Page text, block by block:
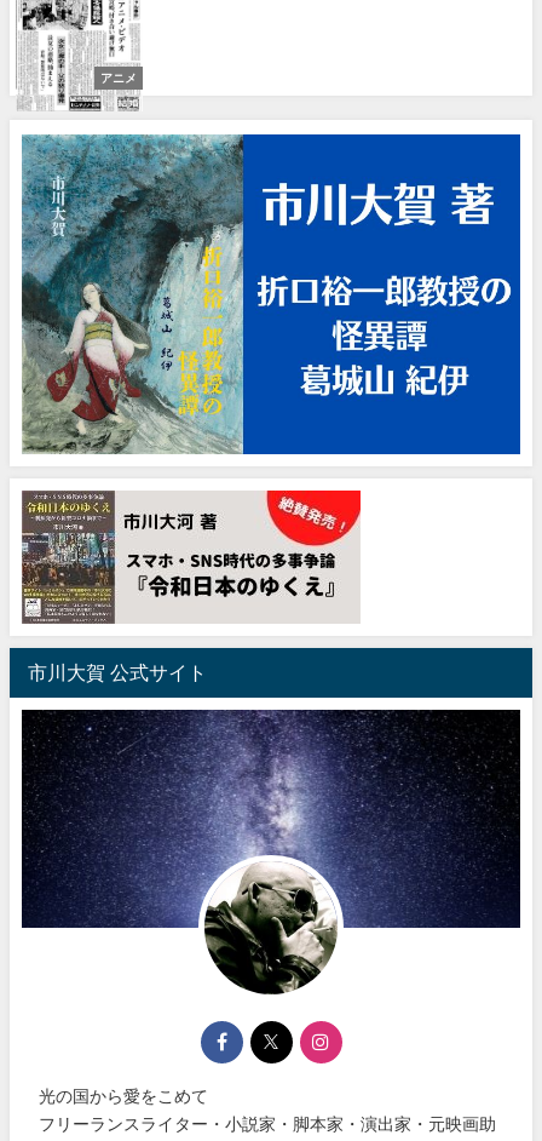
アニメ
市川大賀 公式サイト
光の国から愛をこめて
フリーランスライター・小説家・脚本家・演出家・元映画助